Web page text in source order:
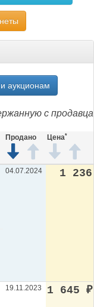
аукционам
с продавца
Продано Цена*
04.07.2024 1 236
19.11.2023 1 645 ₽